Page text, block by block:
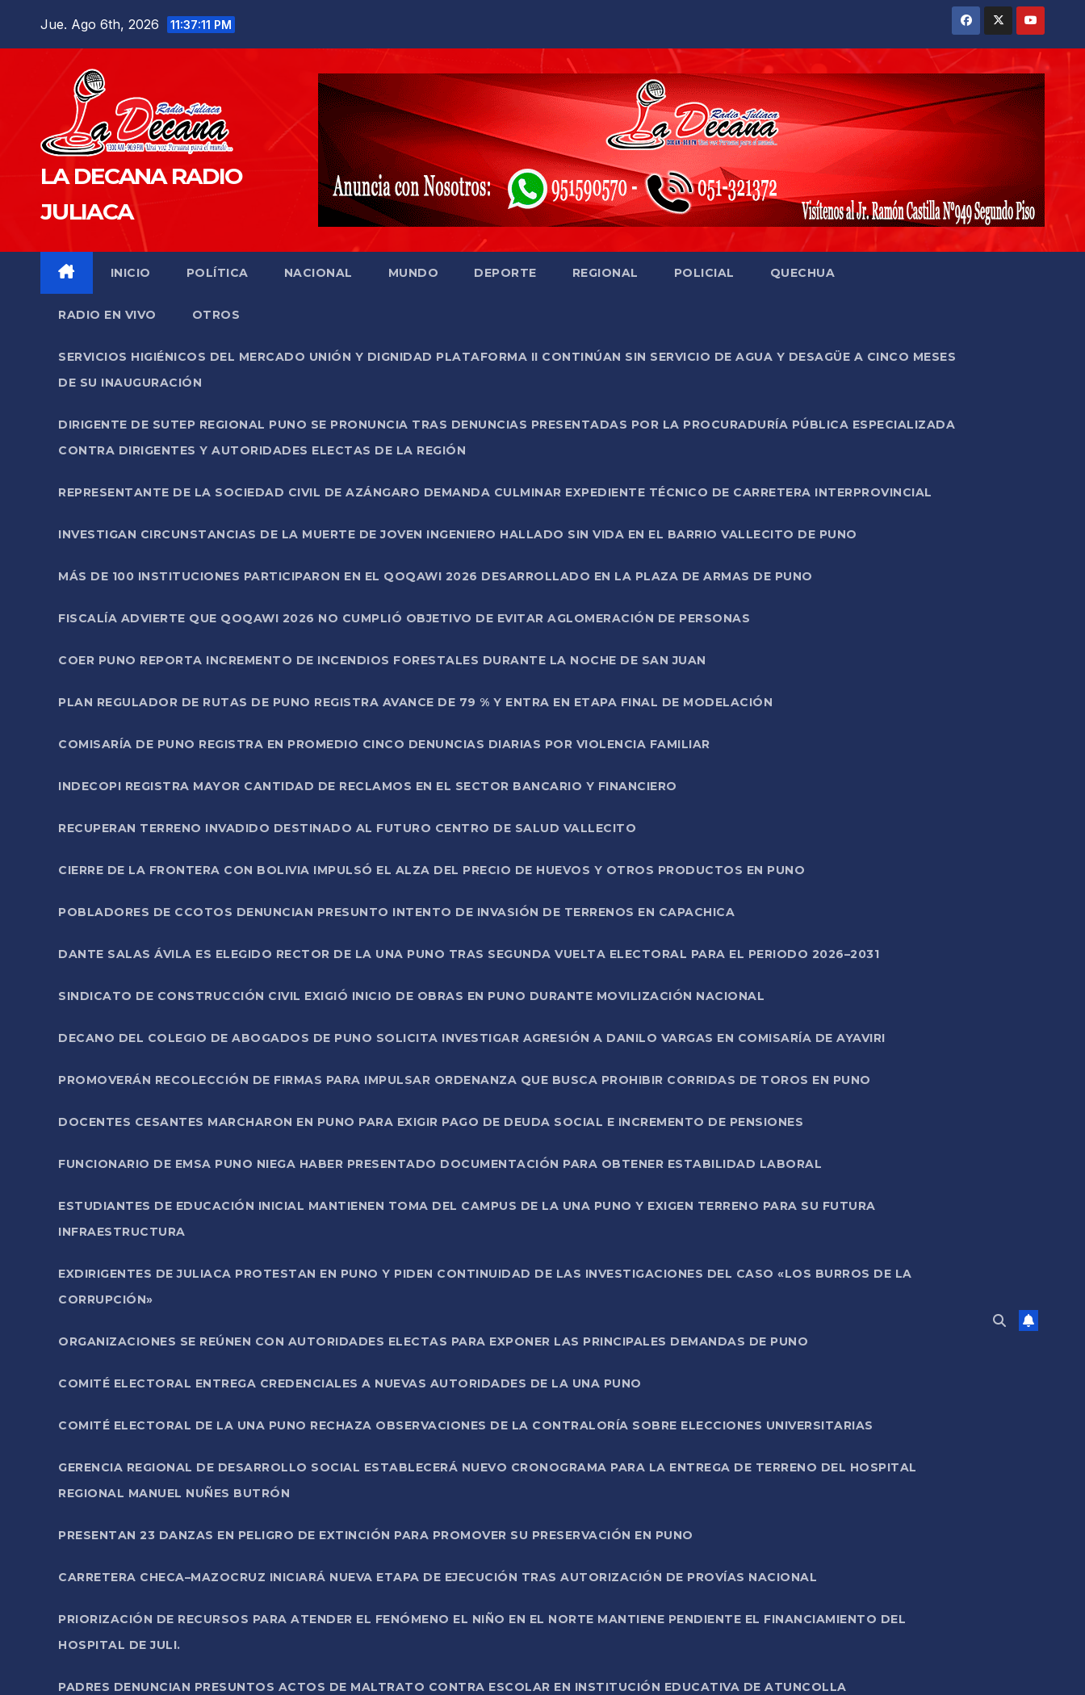
Jue. Ago 6th, 2026 11:37:12 PM
LA DECANA RADIO
JULIACA
INICIO POLÍTICA NACIONAL MUNDO DEPORTE REGIONAL POLICIAL QUECHUA
RADIO EN VIVO OTROS
SERVICIOS HIGIÉNICOS DEL MERCADO UNIÓN Y DIGNIDAD PLATAFORMA II CONTINÚAN SIN SERVICIO DE AGUA Y DESAGÜE A CINCO MESES
DE SU INAUGURACIÓN
DIRIGENTE DE SUTEP REGIONAL PUNO SE PRONUNCIA TRAS DENUNCIAS PRESENTADAS POR LA PROCURADURÍA PÚBLICA ESPECIALIZADA
CONTRA DIRIGENTES Y AUTORIDADES ELECTAS DE LA REGIÓN
REPRESENTANTE DE LA SOCIEDAD CIVIL DE AZÁNGARO DEMANDA CULMINAR EXPEDIENTE TÉCNICO DE CARRETERA INTERPROVINCIAL
INVESTIGAN CIRCUNSTANCIAS DE LA MUERTE DE JOVEN INGENIERO HALLADO SIN VIDA EN EL BARRIO VALLECITO DE PUNO
MÁS DE 100 INSTITUCIONES PARTICIPARON EN EL QOQAWI 2026 DESARROLLADO EN LA PLAZA DE ARMAS DE PUNO
FISCALÍA ADVIERTE QUE QOQAWI 2026 NO CUMPLIÓ OBJETIVO DE EVITAR AGLOMERACIÓN DE PERSONAS
COER PUNO REPORTA INCREMENTO DE INCENDIOS FORESTALES DURANTE LA NOCHE DE SAN JUAN
PLAN REGULADOR DE RUTAS DE PUNO REGISTRA AVANCE DE 79 % Y ENTRA EN ETAPA FINAL DE MODELACIÓN
COMISARÍA DE PUNO REGISTRA EN PROMEDIO CINCO DENUNCIAS DIARIAS POR VIOLENCIA FAMILIAR
INDECOPI REGISTRA MAYOR CANTIDAD DE RECLAMOS EN EL SECTOR BANCARIO Y FINANCIERO
RECUPERAN TERRENO INVADIDO DESTINADO AL FUTURO CENTRO DE SALUD VALLECITO
CIERRE DE LA FRONTERA CON BOLIVIA IMPULSÓ EL ALZA DEL PRECIO DE HUEVOS Y OTROS PRODUCTOS EN PUNO
POBLADORES DE CCOTOS DENUNCIAN PRESUNTO INTENTO DE INVASIÓN DE TERRENOS EN CAPACHICA
DANTE SALAS ÁVILA ES ELEGIDO RECTOR DE LA UNA PUNO TRAS SEGUNDA VUELTA ELECTORAL PARA EL PERIODO 2026–2031
SINDICATO DE CONSTRUCCIÓN CIVIL EXIGIÓ INICIO DE OBRAS EN PUNO DURANTE MOVILIZACIÓN NACIONAL
DECANO DEL COLEGIO DE ABOGADOS DE PUNO SOLICITA INVESTIGAR AGRESIÓN A DANILO VARGAS EN COMISARÍA DE AYAVIRI
PROMOVERÁN RECOLECCIÓN DE FIRMAS PARA IMPULSAR ORDENANZA QUE BUSCA PROHIBIR CORRIDAS DE TOROS EN PUNO
DOCENTES CESANTES MARCHARON EN PUNO PARA EXIGIR PAGO DE DEUDA SOCIAL E INCREMENTO DE PENSIONES
FUNCIONARIO DE EMSA PUNO NIEGA HABER PRESENTADO DOCUMENTACIÓN PARA OBTENER ESTABILIDAD LABORAL
ESTUDIANTES DE EDUCACIÓN INICIAL MANTIENEN TOMA DEL CAMPUS DE LA UNA PUNO Y EXIGEN TERRENO PARA SU FUTURA
INFRAESTRUCTURA
EXDIRIGENTES DE JULIACA PROTESTAN EN PUNO Y PIDEN CONTINUIDAD DE LAS INVESTIGACIONES DEL CASO «LOS BURROS DE LA
CORRUPCIÓN»
ORGANIZACIONES SE REÚNEN CON AUTORIDADES ELECTAS PARA EXPONER LAS PRINCIPALES DEMANDAS DE PUNO
COMITÉ ELECTORAL ENTREGA CREDENCIALES A NUEVAS AUTORIDADES DE LA UNA PUNO
COMITÉ ELECTORAL DE LA UNA PUNO RECHAZA OBSERVACIONES DE LA CONTRALORÍA SOBRE ELECCIONES UNIVERSITARIAS
GERENCIA REGIONAL DE DESARROLLO SOCIAL ESTABLECERÁ NUEVO CRONOGRAMA PARA LA ENTREGA DE TERRENO DEL HOSPITAL
REGIONAL MANUEL NUÑES BUTRÓN
PRESENTAN 23 DANZAS EN PELIGRO DE EXTINCIÓN PARA PROMOVER SU PRESERVACIÓN EN PUNO
CARRETERA CHECA–MAZOCRUZ INICIARÁ NUEVA ETAPA DE EJECUCIÓN TRAS AUTORIZACIÓN DE PROVÍAS NACIONAL
PRIORIZACIÓN DE RECURSOS PARA ATENDER EL FENÓMENO EL NIÑO EN EL NORTE MANTIENE PENDIENTE EL FINANCIAMIENTO DEL
HOSPITAL DE JULI.
PADRES DENUNCIAN PRESUNTOS ACTOS DE MALTRATO CONTRA ESCOLAR EN INSTITUCIÓN EDUCATIVA DE ATUNCOLLA